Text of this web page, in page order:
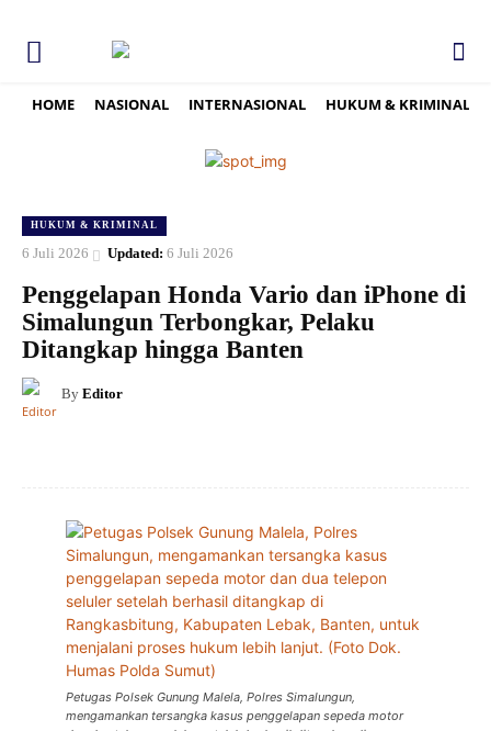
HOME NASIONAL INTERNASIONAL HUKUM & KRIMINAL
HUKUM & KRIMINAL
6 Juli 2026 Updated: 6 Juli 2026
Penggelapan Honda Vario dan iPhone di
Simalungun Terbongkar, Pelaku
Ditangkap hingga Banten
By Editor
Petugas Polsek Gunung Malela, Polres Simalungun,
mengamankan tersangka kasus penggelapan sepeda motor